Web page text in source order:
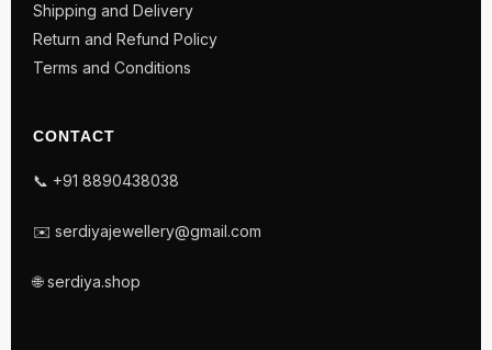
Shipping and Delivery
Return and Refund Policy
Terms and Conditions
CONTACT
📞 +91 8890438038
✉️ serdiyajewellery@gmail.com
🌐 serdiya.shop